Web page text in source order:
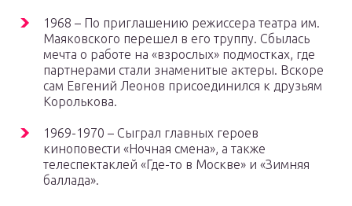
1968 – По приглашению режиссера театра им.
Маяковского перешел в его труппу. Сбылась
мечта о работе на «взрослых» подмостках, где
партнерами стали знаменитые актеры. Вскоре
сам Евгений Леонов присоединился к друзьям
Королькова.
1969-1970 – Сыграл главных героев
киноповести «Ночная смена», а также
телеспектаклей «Где-то в Москве» и «Зимняя
баллада».